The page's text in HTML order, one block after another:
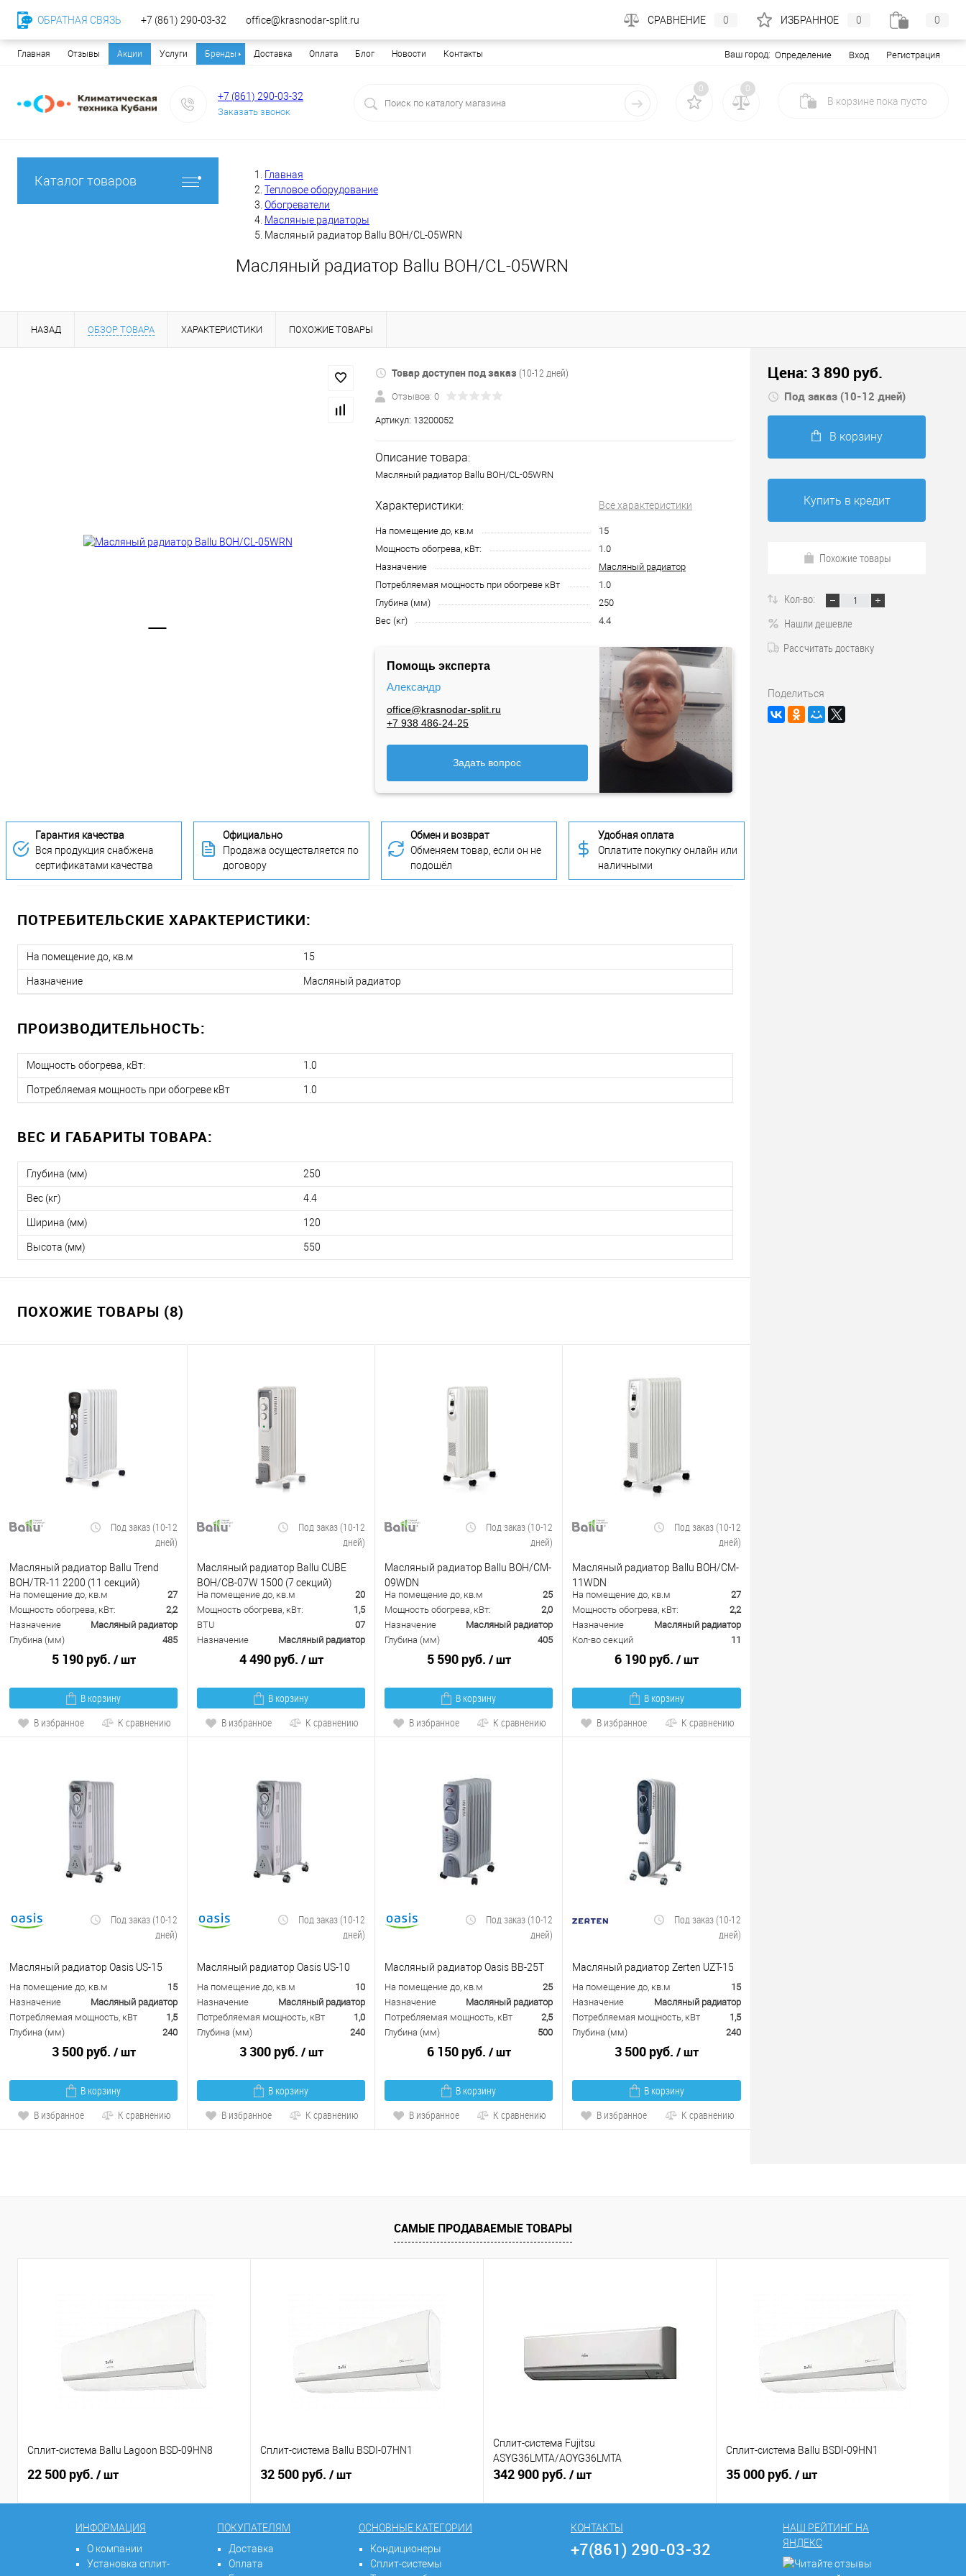
Главная Отзывы Акции Услуги Бренды Доставка Оплата Блог Новости Контакты Ваш город: Определение Вход Регистрация
+7 (861) 290-03-32
Заказать звонок
0 0
В корзине пока пусто
Каталог товаров
Главная
Тепловое оборудование
Обогреватели
Масляные радиаторы
Масляный радиатор Ballu BOH/CL-05WRN
Масляный радиатор Ballu BOH/CL-05WRN
НАЗАД ОБЗОР ТОВАРА ХАРАКТЕРИСТИКИ ПОХОЖИЕ ТОВАРЫ
Товар доступен под заказ (10-12 дней)
Отзывов: 0
Артикул: 13200052
Описание товара:
Масляный радиатор Ballu BOH/CL-05WRN
Характеристики: Все характеристики
На помещение до, кв.м
15
Мощность обогрева, кВт:
1.0
Назначение
Масляный радиатор
Потребляемая мощность при обогреве кВт
1.0
Глубина (мм)
250
Вес (кг)
4.4
Помощь эксперта
Александр
office@krasnodar-split.ru
+7 938 486-24-25
Задать вопрос
Гарантия качества
Вся продукция снабжена
сертификатами качества
Официально
Продажа осуществляется по
договору
Обмен и возврат
Обменяем товар, если он не
подошёл
Удобная оплата
Оплатите покупку онлайн или
наличными
ПОТРЕБИТЕЛЬСКИЕ ХАРАКТЕРИСТИКИ:
На помещение до, кв.м 15
Назначение Масляный радиатор
ПРОИЗВОДИТЕЛЬНОСТЬ:
Мощность обогрева, кВт: 1.0
Потребляемая мощность при обогреве кВт 1.0
ВЕС И ГАБАРИТЫ ТОВАРА:
Глубина (мм) 250
Вес (кг) 4.4
Ширина (мм) 120
Высота (мм) 550
ПОХОЖИЕ ТОВАРЫ (8)
Под заказ (10-12
дней)
Масляный радиатор Ballu Trend
BOH/TR-11 2200 (11 секций)
На помещение до, кв.м
27
Мощность обогрева, кВт:
2,2
Назначение
Масляный радиатор
Глубина (мм)
485
5 190 руб. / шт
В корзину
В избранное
К сравнению
Под заказ (10-12
дней)
Масляный радиатор Ballu CUBE
BOH/CB-07W 1500 (7 секций)
На помещение до, кв.м
20
Мощность обогрева, кВт:
1,5
BTU
07
Назначение
Масляный радиатор
4 490 руб. / шт
В корзину
В избранное
К сравнению
Под заказ (10-12
дней)
Масляный радиатор Ballu BOH/CM-
09WDN
На помещение до, кв.м
25
Мощность обогрева, кВт:
2,0
Назначение
Масляный радиатор
Глубина (мм)
405
5 590 руб. / шт
В корзину
В избранное
К сравнению
Под заказ (10-12
дней)
Масляный радиатор Ballu BOH/CM-
11WDN
На помещение до, кв.м
27
Мощность обогрева, кВт:
2,2
Назначение
Масляный радиатор
Кол-во секций
11
6 190 руб. / шт
В корзину
В избранное
К сравнению
Под заказ (10-12
дней)
Масляный радиатор Oasis US-15
На помещение до, кв.м
15
Назначение
Масляный радиатор
Потребляемая мощность, кВт
1,5
Глубина (мм)
240
3 500 руб. / шт
В корзину
В избранное
К сравнению
Под заказ (10-12
дней)
Масляный радиатор Oasis US-10
На помещение до, кв.м
10
Назначение
Масляный радиатор
Потребляемая мощность, кВт
1,0
Глубина (мм)
240
3 300 руб. / шт
В корзину
В избранное
К сравнению
Под заказ (10-12
дней)
Масляный радиатор Oasis BB-25Т
На помещение до, кв.м
25
Назначение
Масляный радиатор
Потребляемая мощность, кВт
2,5
Глубина (мм)
500
6 150 руб. / шт
В корзину
В избранное
К сравнению
Под заказ (10-12
дней)
Масляный радиатор Zerten UZT-15
На помещение до, кв.м
15
Назначение
Масляный радиатор
Потребляемая мощность, кВт
1,5
Глубина (мм)
240
3 500 руб. / шт
В корзину
В избранное
К сравнению
Цена: 3 890 руб.
Под заказ (10-12 дней)
В корзину
Купить в кредит
Похожие товары
Кол-во:
Нашли дешевле
Рассчитать доставку
Поделиться
САМЫЕ ПРОДАВАЕМЫЕ ТОВАРЫ
Сплит-система Ballu Lagoon BSD-09HN8
22 500 руб. / шт
Сплит-система Ballu BSDI-07HN1
32 500 руб. / шт
Сплит-система Fujitsu
ASYG36LMTA/AOYG36LMTA
342 900 руб. / шт
Сплит-система Ballu BSDI-09HN1
35 000 руб. / шт
ИНФОРМАЦИЯ
О компании
Установка сплит-
ПОКУПАТЕЛЯМ
Доставка
Оплата
ОСНОВНЫЕ КАТЕГОРИИ
Кондиционеры
Сплит-системы
КОНТАКТЫ
+7(861) 290-03-32
НАШ РЕЙТИНГ НА
ЯНДЕКС
ОБРАТНАЯ СВЯЗЬ +7 (861) 290-03-32 office@krasnodar-split.ru СРАВНЕНИЕ 0 ИЗБРАННОЕ 0 0